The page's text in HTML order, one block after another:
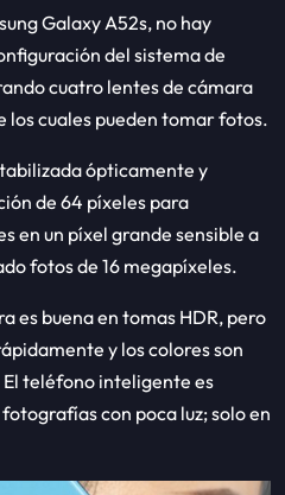
Galaxy A52s, no hay
del sistema de
cuatro lentes de cámara
cuales pueden tomar fotos.
ópticamente y
de 64 píxeles para
en un píxel grande sensible a
fotos de 16 megapíxeles.
es buena en tomas HDR, pero
y los colores son
El teléfono inteligente es
con poca luz; solo en